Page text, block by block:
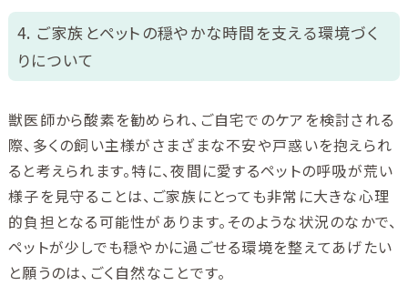
4. ご家族とペットの穏やかな時間を支える環境づく
りについて
獣医師から酸素を勧められ、ご自宅でのケアを検討される
際、多くの飼い主様がさまざまな不安や戸惑いを抱えられ
ると考えられます。特に、夜間に愛するペットの呼吸が荒い
様子を見守ることは、ご家族にとっても非常に大きな心理
的負担となる可能性があります。そのような状況のなかで、
ペットが少しでも穏やかに過ごせる環境を整えてあげたい
と願うのは、ごく自然なことです。